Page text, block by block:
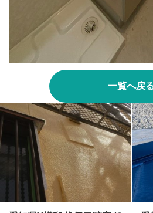
一覧へ戻